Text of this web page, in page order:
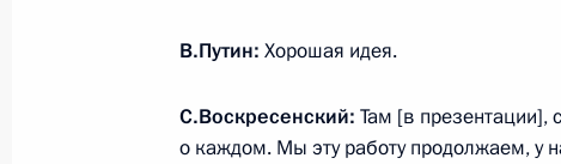
6 марта 2020 года, 15:30
В.Путин: Хорошая идея.
С.Воскресенский: Там [в презентации],
о каждом. Мы эту работу продолжаем, у